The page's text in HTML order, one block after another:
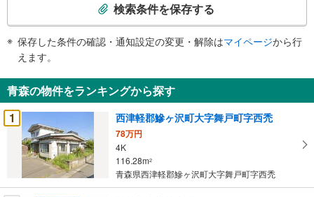
知
を
受
け
条
検索条件を保存する
保存した条件の確認・通知設定の変更・解除はマイページから行
えます。
青森の物件をランキングから探す
1
西津軽郡鰺ヶ沢町大字舞戸町字西禿
78万円
4K
116.28m2
青森県西津軽郡鰺ヶ沢町大字舞戸町字西禿